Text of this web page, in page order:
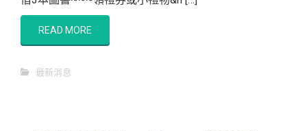
READ MORE
最新消息